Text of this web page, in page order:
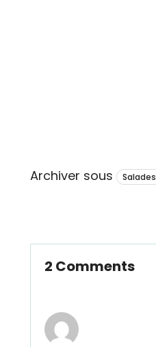
Archiver sous Salades
2 Comments